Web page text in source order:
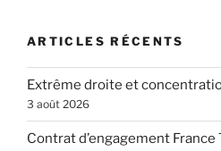
ARTICLES RÉCENTS
Extrême droite et
3 août 2026
Contrat d’engagement